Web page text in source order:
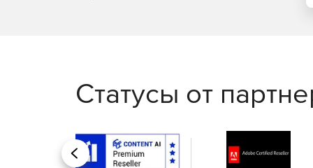
Статусы от
Назад